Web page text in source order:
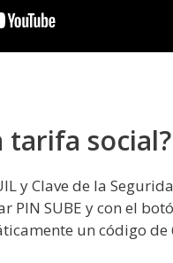
tarifa social?
y Clave de la
PIN SUBE y con el
un código